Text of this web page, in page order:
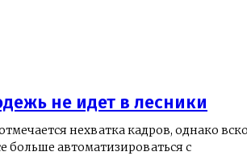
не идет в лесники
нехватка кадров, однако
больше автоматизироваться с